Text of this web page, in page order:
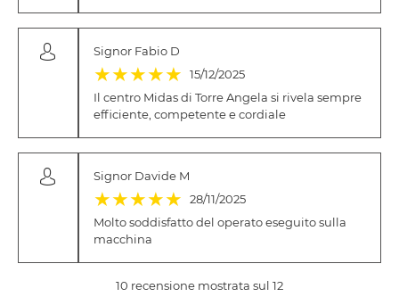
Signor Fabio D
(*)
★ (*)
★ (*)
★ (*)
★ (*)
★
15/12/2025
Il centro Midas di Torre Angela si rivela sempre
efficiente, competente e cordiale
Signor Davide M
(*)
★ (*)
★ (*)
★ (*)
★ (*)
★
28/11/2025
Molto soddisfatto del operato eseguito sulla
macchina
10 recensione mostrata sul 12